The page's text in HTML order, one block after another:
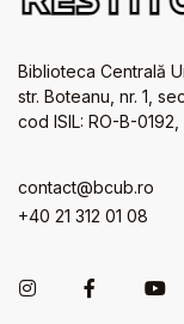
Biblioteca Centrală
str. Boteanu, nr. 1,
cod ISIL: RO-B-
contact@bcub.ro
+40 21 312 01 08